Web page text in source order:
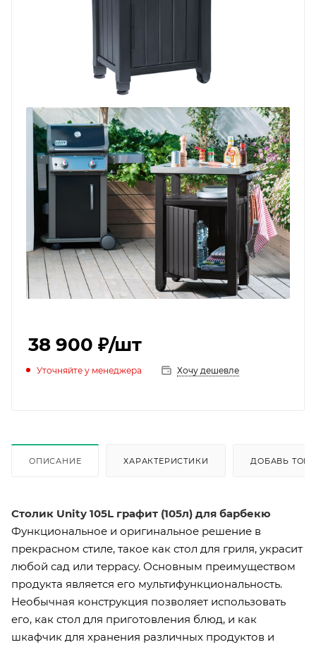
38 900 ₽/шт
Уточняйте у менеджера Хочу дешевле
ОПИСАНИЕ ХАРАКТЕРИСТИКИ ДОБАВЬ
Столик Unity 105L графит (105л) для барбекю
Функциональное и оригинальное решение в
прекрасном стиле, такое как стол для гриля, украсит
любой сад или террасу. Основным преимуществом
продукта является его мультифункциональность.
Необычная конструкция позволяет использовать
его, как стол для приготовления блюд, и как
шкафчик для хранения различных продуктов и